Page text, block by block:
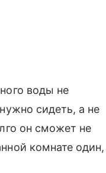
воды не
сидеть, а не
он сможет не
комнате один,